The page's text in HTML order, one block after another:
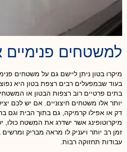
למשטחים פנימיים
מיקרו בטון ניתן ליישם גם על משטחים
בעוד שבמפעלים רבים רצפת בטון היא
בתים פרטיים רוב רצפות הבטון או
יותר אלו משטחים חיצוניים. אם יש לכם
דק או אפילו קרמיקה, גם בתוך הבית וגם
מיקרוטופינג אשר ישדרג את המשטח כולו,
זמן רב יותר ויעניק לו מראה מבריק
עבודות תחזוקה רבות.